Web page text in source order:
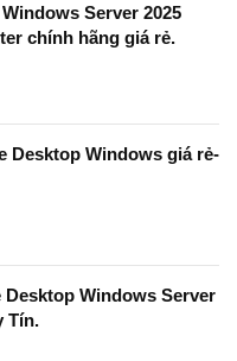
Server 2025
chính hãng giá rẻ.
Desktop Windows giá rẻ-
Desktop Windows Server
Tín.